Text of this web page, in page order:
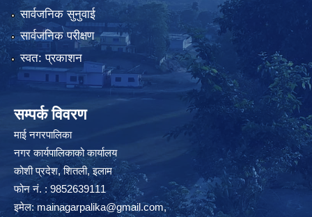
सार्वजनिक सुनुवाई
सार्वजनिक परीक्षण
स्वत: प्रकाशन
सम्पर्क विवरण
माई नगरपालिका
नगर कार्यपालिकाको कार्यालय
कोशी प्रदेश, शितली, इलाम
फोन नं. : 9852639111
इमेल:mainagarpalika@gmail.com,